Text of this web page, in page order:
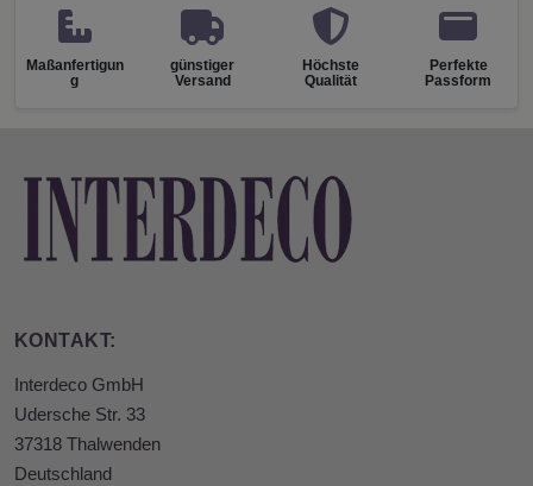
Maßanfertigun
g
günstiger
Versand
Höchste
Qualität
Perfekte
Passform
KONTAKT:
Interdeco GmbH
Udersche Str. 33
37318 Thalwenden
Deutschland